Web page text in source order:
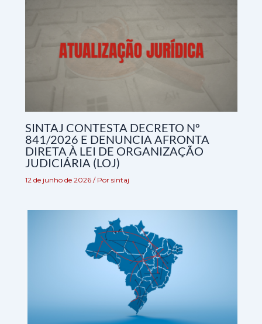
SINTAJ CONTESTA DECRETO Nº
841/2026 E DENUNCIA AFRONTA
DIRETA À LEI DE ORGANIZAÇÃO
JUDICIÁRIA (LOJ)
12 de junho de 2026 / Por sintaj